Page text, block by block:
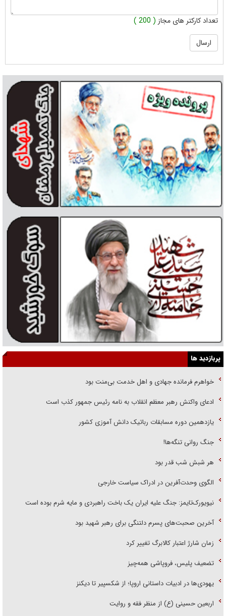
تعداد کارکتر های مجاز ( 200 )
پربازدید ها
خواهرم فرمانده جهادی و اهل خدمت بی‌منت بود
ادعای واکنش رهبر معظم انقلاب به نامه رئیس جمهور کذب است
یازدهمین دوره مسابقات رباتیک دانش آموزی کشور
جنگ روانی تنگه‌ها!
هر شبش شب قدر بود
الگوی وحدت‌آفرین در ادراک سیاست خارجی
نیویورک‌تایمز: جنگ علیه ایران یک باخت راهبردی و مایه شرم بوده است
آخرین صحبت‌های پسرم دلتنگی برای رهبر شهید بود
زمان شارژ اعتبار کالابرگ تغییر کرد
تضعیف پلیس، فروپاشی همه‌چیز
یهودی‌ها در ادبیات داستانی اروپا؛ از شکسپیر تا دیکنز
اربعین حسینی (ع) از منظر فقه و روایت